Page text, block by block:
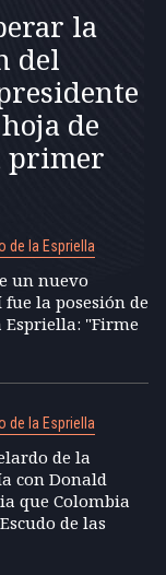
la
del
de
primer
de la Espriella
un nuevo
la posesión de
Espriella: "Firme
de la Espriella
de la
con Donald
que Colombia
de las